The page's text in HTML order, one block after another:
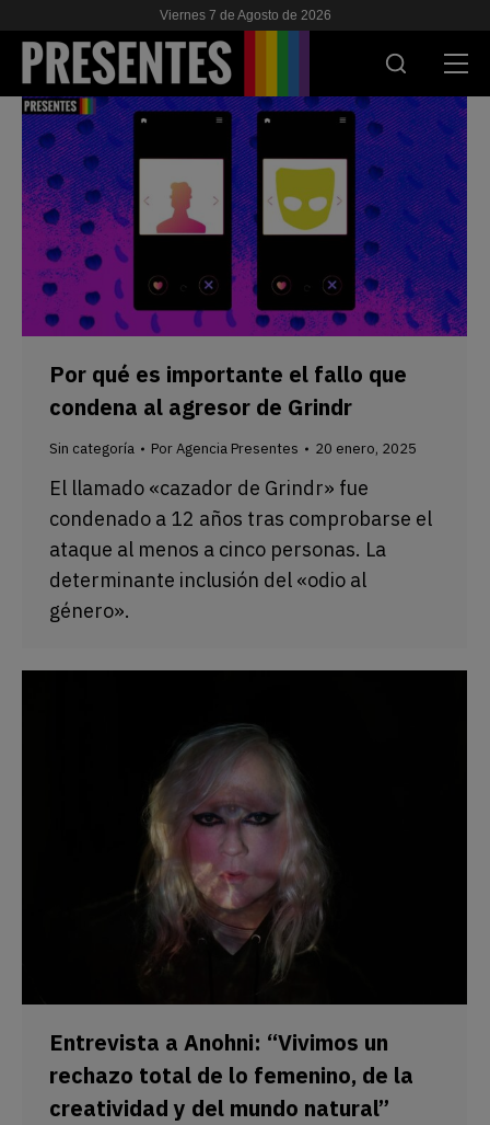
Viernes 7 de Agosto de 2026
ACTUALIDAD
INVESTIGACIONES
VIH & SIDA
ESCUELA
NOSOTRES
APOYANOS
ES EN
Por qué es importante el fallo que
condena al agresor de Grindr
Sin categoría PorAgencia Presentes 20 enero, 2025
El llamado «cazador de Grindr» fue
condenado a 12 años tras comprobarse el
ataque al menos a cinco personas. La
determinante inclusión del «odio al
género».
Entrevista a Anohni: “Vivimos un
rechazo total de lo femenino, de la
creatividad y del mundo natural”